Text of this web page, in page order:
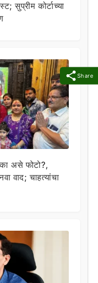
Share
सुप्रीम कोर्टाच्या
का असे फोटो?,
वाद; चाहत्यांचा